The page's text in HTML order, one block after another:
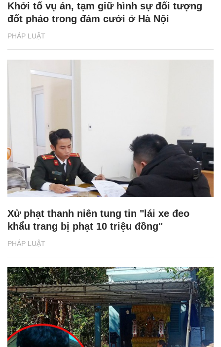
PHÁP LUẬT
Khởi tố vụ án, tạm giữ hình sự đối tượng
đốt pháo trong đám cưới ở Hà Nội
PHÁP LUẬT
Xử phạt thanh niên tung tin "lái xe đeo
khẩu trang bị phạt 10 triệu đồng"